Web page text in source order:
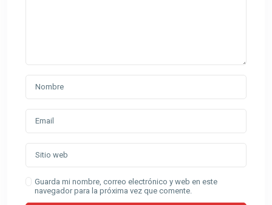
Guarda mi nombre, correo electrónico y web en este
navegador para la próxima vez que comente.